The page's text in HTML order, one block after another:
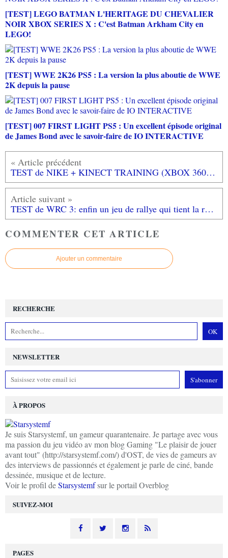
[TEST] LEGO BATMAN L'HERITAGE DU CHEVALIER
NOIR XBOX SERIES X : C'est Batman Arkham City en
LEGO!
[TEST] WWE 2K26 PS5 : La version la plus aboutie de WWE
2K depuis la pause
[TEST] 007 FIRST LIGHT PS5 : Un excellent épisode original
de James Bond avec le savoir-faire de IO INTERACTIVE
TEST de NIKE + KINECT TRAINING (XBOX 360): le Wii Fit, c'est de la rigolade à côté...
TEST de WRC 3: enfin un jeu de rallye qui tient la route?... (testé sur XBOX 360)
COMMENTER CET ARTICLE
Ajouter un commentaire
NEWSLETTER
SUIVEZ-MOI
RECHERCHE
À PROPOS
Je suis Starsystemf, un gameur quarantenaire. Je partage avec vous
ma passion du jeu vidéo av mon blog Gaming "Le plaisir de jouer
avant tout" (http://starsystemf.com/) d'OST, de vies de gameurs av
des interviews de passionnés et également je parle de ciné, bande
dessinée, musique et de lecture.
Voir le profil deStarsystemfsur le portail Overblog
PAGES